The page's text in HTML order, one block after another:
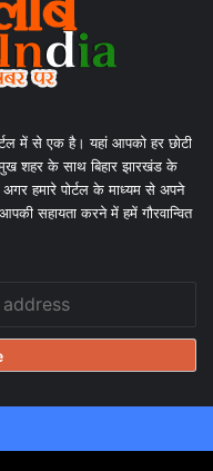
में से एक है। यहां आपको हर छोटी
शहर के साथ बिहार झारखंड के
अगर हमारे पोर्टल के माध्यम से अपने
सहायता करने में हमें गौरवान्वित
| Design & Developed